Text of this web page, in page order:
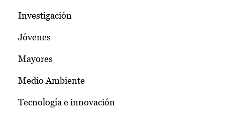
Investigación
Jóvenes
Mayores
Medio Ambiente
Tecnología e innovación